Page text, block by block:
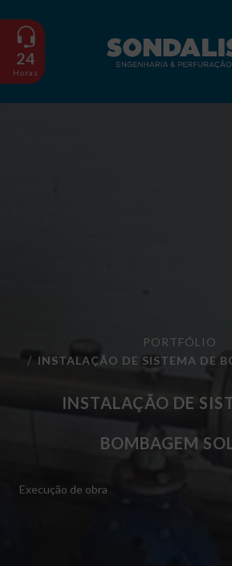
24
Horas
PORTFÓLIO
INSTALAÇÃO DE SISTEMA DE
INSTALAÇÃO DE
BOMBAGEM
Execução de obra